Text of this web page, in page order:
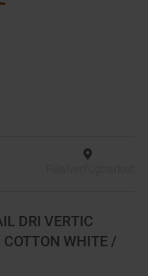
DRI VERTIC
WHITE /